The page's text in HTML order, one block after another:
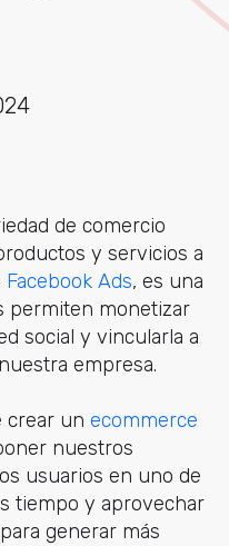
de comercio
y servicios a
Facebook Ads, es una
permiten monetizar
social y vincularla a
empresa.
crear un ecommerce
nuestros
usuarios en uno de
tiempo y aprovechar
generar más